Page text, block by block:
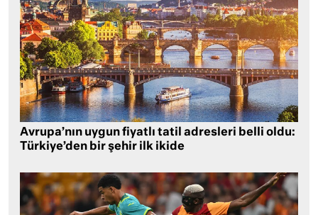
Avrupa’nın uygun fiyatlı tatil adresleri belli oldu:
Türkiye’den bir şehir ilk ikide